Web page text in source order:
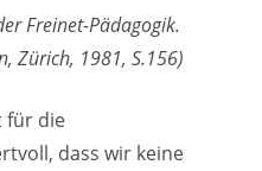
Freinet-Pädagogik.
Zürich, 1981, S.156)
für die
dass wir keine